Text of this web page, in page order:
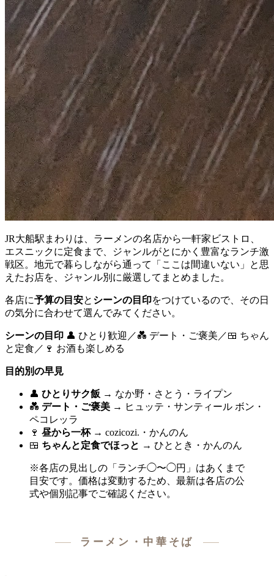
JR大船駅まわりは、ラーメンの名店から一軒家ビストロ、
エスニックに定食まで、ジャンルがとにかく豊富なランチ激
戦区。地元で暮らしながら通って「ここは間違いない」と思
えたお店を、ジャンル別に厳選してまとめました。
各店に予算の目安と シーンの目印をつけているので、その日
の気分に合わせて選んでみてください。
シーンの目印 👤 ひとり歓迎／💑 デート・ご褒美／🍱 ちゃん
と定食／🍷 お酒も楽しめる
目的別の早見
👤 ひとりサク飯 → なか野・さとう・ライプン
💑 デート・ご褒美 → ヒュッテ・サンティール ボン・
ペコレッラ
🍷 昼から一杯→ cozicozi.・かんのん
🍱 ちゃんと定食でほっと → ひととき・かんのん
※各店の見出しの「ランチ◯〜◯円」はあくまで
目安です。価格は変動するため、最新は各店の公
式や個別記事でご確認ください。
ラーメン・中華そば